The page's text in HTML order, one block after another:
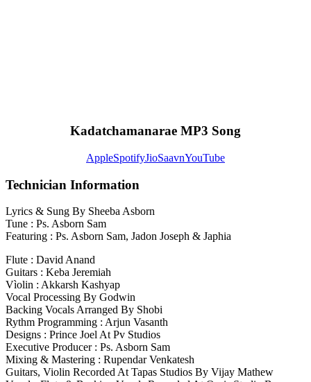
Kadatchamanarae MP3 Song
AppleSpotifyJioSaavnYouTube
Technician Information
Lyrics & Sung By Sheeba Asborn
Tune : Ps. Asborn Sam
Featuring : Ps. Asborn Sam, Jadon Joseph & Japhia
Flute : David Anand
Guitars : Keba Jeremiah
Vìolin : Akkarsh Kashyap
Vocal Processing By Godwin
Backing Vocals Arranged By Shobi
Rythm Programming : Arjun Vasanth
Designs : Prince Joel At Pv Studios
Executive Producer : Ps. Asborn Sam
Mixing & Mastering : Rupendar Venkatesh
Guitars, Violin Recorded At Tapas Studios By Vijay Mathew